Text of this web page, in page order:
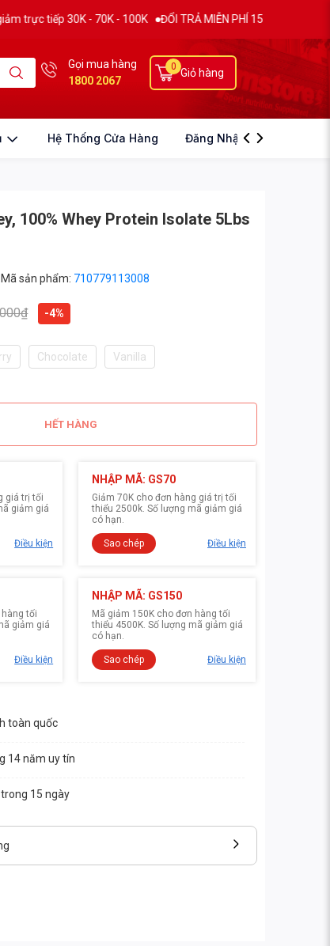
30K - 70K - 100K ĐỔI TRẢ MIỄN PHÍ 15 NGÀY THƯƠNG
Gọi mua hàng
1800 2067
Giỏ hàng
0
Hệ Thống Cửa Hàng Đăng Nhập
100% Whey Protein Isolate 5Lbs
Mã sản phẩm: 710779113008
-4%
Chocolate Vanilla
HẾT HÀNG
giá trị tối
giảm giá
Điều kiện
NHẬP MÃ: GS70
Giảm 70K cho đơn hàng giá trị tối
thiểu 2500k. Số lượng mã giảm giá
có hạn.
Sao chép Điều kiện
tối
giảm giá
Điều kiện
NHẬP MÃ: GS150
Mã giảm 150K cho đơn hàng tối
thiểu 4500K. Số lượng mã giảm giá
có hạn.
Sao chép Điều kiện
toàn quốc
14 năm uy tín
15 ngày